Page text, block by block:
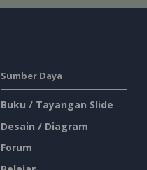
Sumber Daya
Buku / Tayangan Slide
Desain / Diagram
Forum